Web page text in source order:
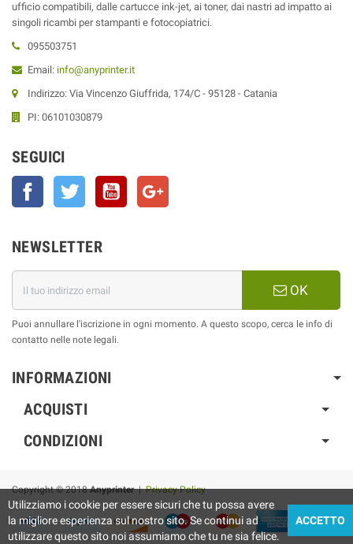
ufficio compatibili, dalle cartucce ink-jet, ai toner, dai nastri ad impatto ai
singoli ricambi per stampanti e fotocopiatrici.
095503751
Email: info@anyprinter.it
Indirizzo: Via Vincenzo Giuffrida, 174/C - 95128 - Catania
PI: 06101030879
SEGUICI
Facebook Twitter YouTube
NEWSLETTER
OK
Puoi annullare l'iscrizione in ogni momento. A questo scopo, cerca le info di
contatto nelle note legali.
INFORMAZIONI
ACQUISTI
CONDIZIONI
Copyright © 2018Anyprinter|Privacy Policy
Utilizziamo i cookie per essere sicuri che tu possa avere
la migliore esperienza sul nostro sito. Se continui ad
utilizzare questo sito noi assumiamo che tu ne sia felice.
ACCETTO